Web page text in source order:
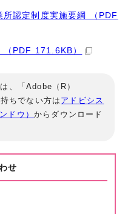
認定制度実施要綱 （PDF
PDF 171.6KB）
、「Adobe（R）
ちでない方は アドビシス
ドウ）からダウンロード
せ